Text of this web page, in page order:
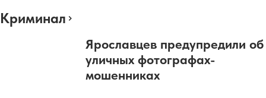
Криминал
Ярославцев предупредили об
уличных фотографах-
мошенниках